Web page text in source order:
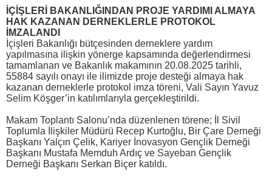
İÇİŞLERİ BAKANLIĞINDAN PROJE YARDIMI ALMAYA
HAK KAZANAN DERNEKLERLE PROTOKOL
İMZALANDI
İçişleri Bakanlığı bütçesinden derneklere yardım
yapılmasına ilişkin yönerge kapsamında değerlendirmesi
tamamlanan ve Bakanlık makamının 20.08.2025 tarihli,
55884 sayılı onayı ile ilimizde proje desteği almaya hak
kazanan derneklerle protokol imza töreni, Vali Sayın Yavuz
Selim Köşger’in katılımlarıyla gerçekleştirildi.
Makam Toplantı Salonu’nda düzenlenen törene; İl Sivil
Toplumla İlişkiler Müdürü Recep Kurtoğlu, Bir Çare Derneği
Başkanı Yalçın Çelik, Kariyer İnovasyon Gençlik Derneği
Başkanı Mustafa Memduh Ardıç ve Sayeban Gençlik
Derneği Başkanı Serkan Biçer katıldı.